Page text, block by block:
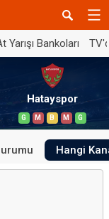
Yarışı Bankoları
Hatayspor
G M B M G
Hangi